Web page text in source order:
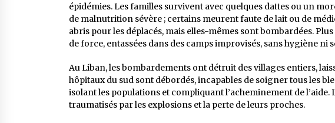
épidémies. Les familles survivent avec quelques dattes ou un
de malnutrition sévère ; certains meurent faute de lait ou de
abris pour les déplacés, mais elles-mêmes sont bombardées.
de force, entassées dans des camps improvisés, sans hygiène ni
Au Liban, les bombardements ont détruit des villages entiers,
hôpitaux du sud sont débordés, incapables de soigner tous les
isolant les populations et compliquant l’acheminement de
traumatisés par les explosions et la perte de leurs proches.